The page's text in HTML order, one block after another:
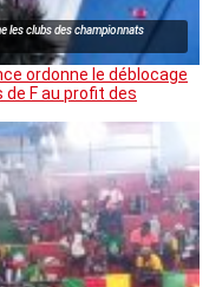
les clubs des championnats
ordonne le déblocage
de F au profit des